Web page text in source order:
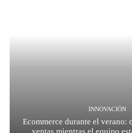
INNOVACIÓN
Ecommerce durante el verano: